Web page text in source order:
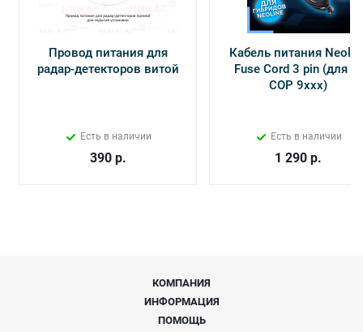
Провод питания для
радар-детекторов витой
Есть в наличии
390р.
Кабель питания
Fuse Cord 3 pin (для Х-
СОР 9ххх)
Есть в наличии
1 290 р.
КОМПАНИЯ
ИНФОРМАЦИЯ
ПОМОЩЬ